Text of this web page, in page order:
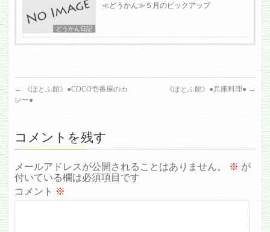
どうかん日記
≪どうかん≫５月のピックアップ
←
《ぽとふ館》●COCO壱番屋のカ
レー●
《ぽとふ館》●兵庫料理● →
コメントを残す
メールアドレスが公開されることはありません。 ※ が
付いている欄は必須項目です
コメント ※